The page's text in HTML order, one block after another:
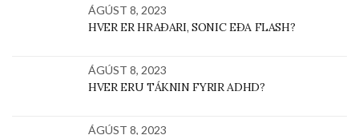
ÁGÚST 8, 2023
HVER ER HRAÐARI, SONIC EÐA FLASH?
ÁGÚST 8, 2023
HVER ERU TÁKNIN FYRIR ADHD?
ÁGÚST 8, 2023